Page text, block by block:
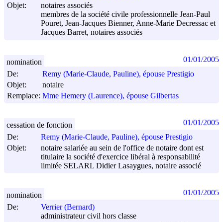
Objet:
notaires associés
membres de la société civile professionnelle Jean-Paul
Pouret, Jean-Jacques Bienner, Anne-Marie Decressac et
Jacques Barret, notaires associés
De:
Remy (Marie-Claude, Pauline), épouse Prestigio
Objet:
notaire
Remplace: Mme Hemery (Laurence), épouse Gilbertas
nomination 01/01/2005
De:
Remy (Marie-Claude, Pauline), épouse Prestigio
Objet:
notaire salariée au sein de l'office de notaire dont est
titulaire la société d'exercice libéral à responsabilité
limitée SELARL Didier Lasaygues, notaire associé
cessation de fonction 01/01/2005
De:
Verrier (Bernard)
administrateur civil hors classe
nomination 01/01/2005